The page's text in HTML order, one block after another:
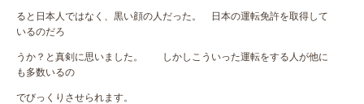
ると日本人ではなく、黒い顔の人だった。 日本の運転免許を取得して
いるのだろ
うか？と真剣に思いました。 しかしこういった運転をする人が他に
も多数いるの
でびっくりさせられます。